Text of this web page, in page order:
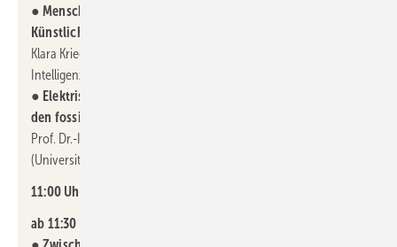
● Mensch – Maschine – KI: Wie interagieren wir mit
Künstlicher Intelligenz?
Klara Krieg, Expertin für die Anwendung von Künstlicher
Intelligenz, Ethischer KI und Mensch-Maschine Interaktion
● Elektrisierend: Der Ausstieg der Wohnungswirtschaft aus
den fossilen Energieträgern
Prof. Dr.-Ing. Viktor Grinewitschus, EBZ Business School
(University of Applied Science)
11:00 Uhr Pause
ab 11:30 Uhr: